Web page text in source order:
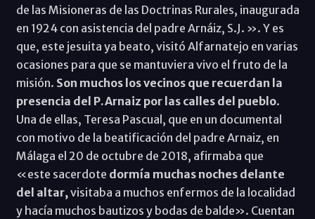
de las Misioneras de las Doctrinas Rurales, inaugurada
en 1924 con asistencia del padre Arnáiz, S.J. ». Y es
que, este jesuita ya beato, visitó Alfarnatejo en varias
ocasiones para que se mantuviera vivo el fruto de la
misión. Son muchos los vecinos que recuerdan la
presencia del P.Arnaiz por las calles del pueblo.
Una de ellas, Teresa Pascual, que en un documental
con motivo de la beatificación del padre Arnaiz, en
Málaga el 20 de octubre de 2018, afirmaba que
«este sacerdote dormía muchas noches delante
del altar,visitaba a muchos enfermos de la localidad
y hacía muchos bautizos y bodas de balde». Cuentan